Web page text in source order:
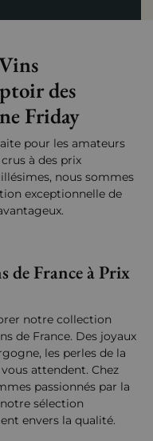
des
Friday
pour les amateurs
à des prix
nous sommes
exceptionnelle de
de France à Prix
notre collection
de France. Des joyaux
les perles de la
attendent. Chez
passionnés par la
sélection
envers la qualité.